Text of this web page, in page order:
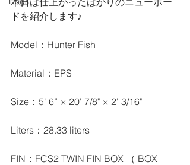
ドを紹介します♪
Model：Hunter Fish
Material：EPS
Size：5' 6” × 20' 7/8" × 2' 3/16"
Liters：28.33 liters
FIN：FCS2 TWIN FIN BOX （ BOX